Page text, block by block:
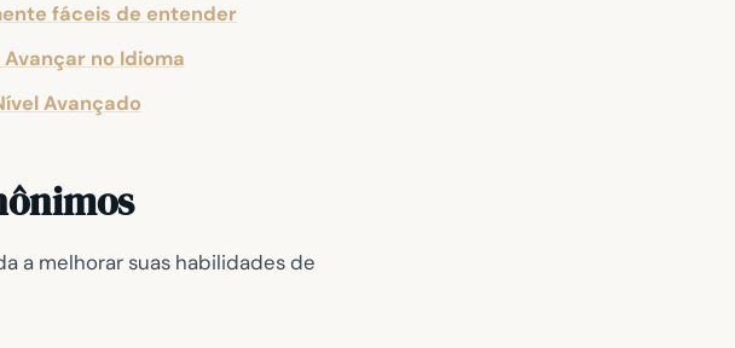
fáceis de entender
no Idioma
Avançado
a melhorar suas habilidades de